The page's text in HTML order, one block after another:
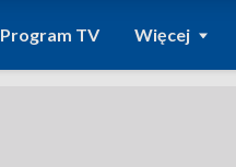
Program TV Więcej